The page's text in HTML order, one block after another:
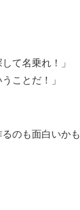
て名乗れ！」
ことだ！」
のも面白いかも